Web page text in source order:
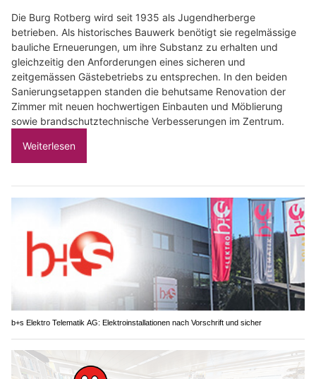
Die Burg Rotberg wird seit 1935 als Jugendherberge
betrieben. Als historisches Bauwerk benötigt sie regelmässige
bauliche Erneuerungen, um ihre Substanz zu erhalten und
gleichzeitig den Anforderungen eines sicheren und
zeitgemässen Gästebetriebs zu entsprechen. In den beiden
Sanierungsetappen standen die behutsame Renovation der
Zimmer mit neuen hochwertigen Einbauten und Möblierung
sowie brandschutztechnische Verbesserungen im Zentrum.
Weiterlesen
b+s Elektro Telematik AG: Elektroinstallationen nach Vorschrift und sicher